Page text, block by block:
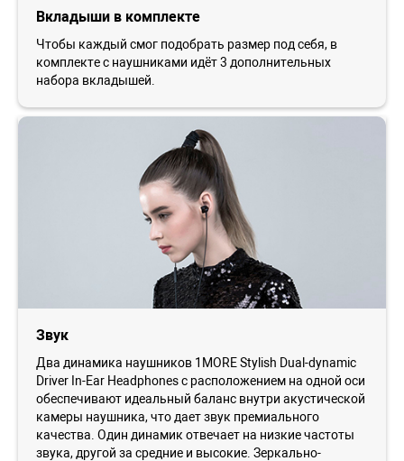
Вкладыши в комплекте
Чтобы каждый смог подобрать размер под себя, в
комплекте с наушниками идёт 3 дополнительных
набора вкладышей.
Звук
Два динамика наушников 1MORE Stylish Dual-dynamic
Driver In-Ear Headphones с расположением на одной оси
обеспечивают идеальный баланс внутри акустической
камеры наушника, что дает звук премиального
качества. Один динамик отвечает на низкие частоты
звука, другой за средние и высокие. Зеркально-